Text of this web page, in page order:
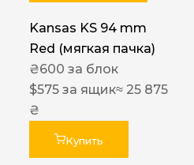
Kansas KS 94 mm
Red (мягкая пачка)
₴600 за блок
$575 за ящик≈ 25 875
₴
Купить